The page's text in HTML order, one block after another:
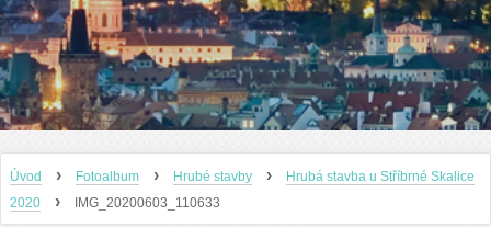
Úvod › Fotoalbum › Hrubé stavby ›
Hrubá stavba u Stříbrné Skalice
2020
› IMG_20200603_110633